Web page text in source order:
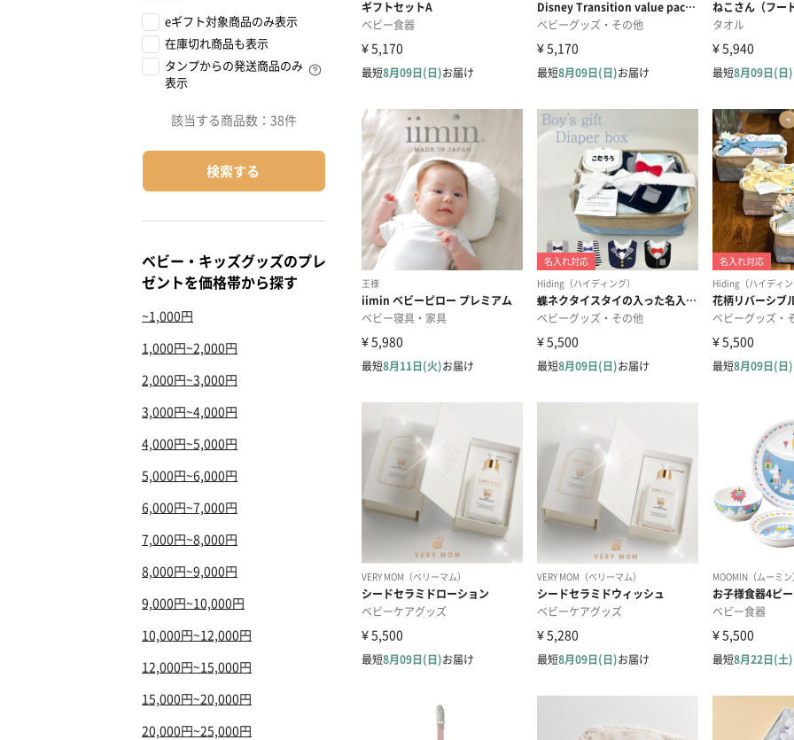
eギフト対象商品のみ表示
在庫切れ商品も表示
タンプからの発送商品のみ
表示
該当する商品数： 38件
検索する
ベビー・キッズグッズのプレ
ゼントを価格帯から探す
~1,000円
1,000円~2,000円
2,000円~3,000円
3,000円~4,000円
4,000円~5,000円
5,000円~6,000円
6,000円~7,000円
7,000円~8,000円
8,000円~9,000円
9,000円~10,000円
10,000円~12,000円
12,000円~15,000円
15,000円~20,000円
20,000円~25,000円